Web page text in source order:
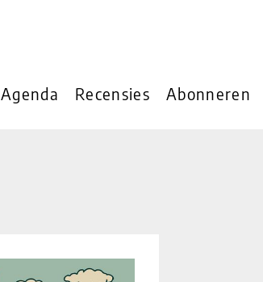
Agenda Recensies Abonneren